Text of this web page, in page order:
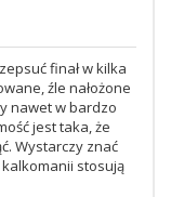
finał w kilka
źle nałożone
nawet w bardzo
jest taka, że
Wystarczy znać
stosują